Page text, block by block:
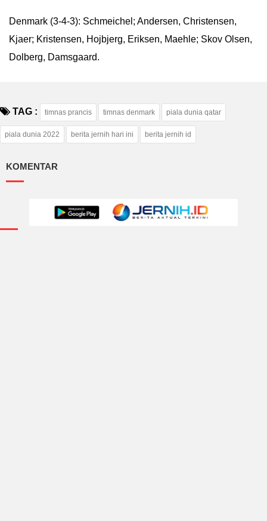
Denmark (3-4-3): Schmeichel; Andersen, Christensen,
Kjaer; Kristensen, Hojbjerg, Eriksen, Maehle; Skov Olsen,
Dolberg, Damsgaard.
TAG : timnas prancis timnas denmark piala dunia qatar
piala dunia 2022 berita jernih hari ini berita jernih id
KOMENTAR